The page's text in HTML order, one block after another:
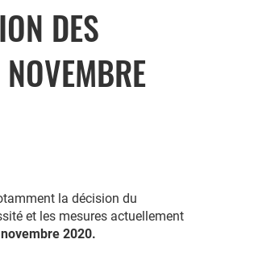
DES
la décision du
et les mesures actuellement
2020.